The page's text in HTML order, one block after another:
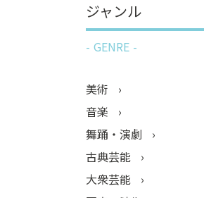
ジャンル
GENRE
美術
音楽
舞踊・演劇
古典芸能
大衆芸能